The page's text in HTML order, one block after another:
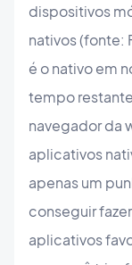
dispositivos
nativos (fonte:
é o nativo em
tempo
navegador da
aplicativos
apenas um
conseguir
aplicativos